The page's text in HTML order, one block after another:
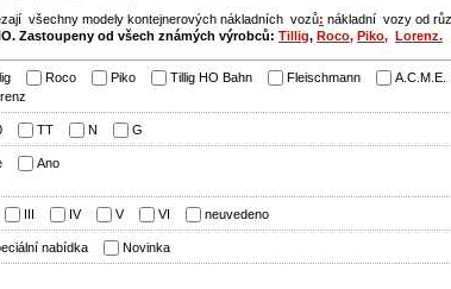
všechny modely kontejnerových nákladních vozů: nákladní vozy od
Zastoupeny od všech známých výrobců: Tillig, Roco, Piko, Lorenz.
Roco Piko Tillig HO Bahn Fleischmann
A.C.M.E.
TT N G
Ano
IV V VI neuvedeno
nabídka Novinka